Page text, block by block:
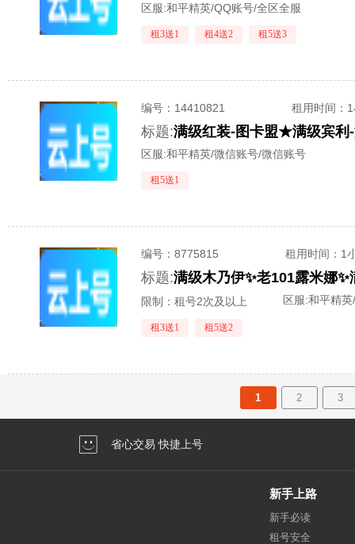
区服:和平精英/QQ账号/全区全服
租3送1 租4送2 租5送3
编号： 14410821 租用时间 ：
标题:
区服:和平精英/微信账号/微信账号
租5送1
编号：8775815 租用时间 ：1
标题:
限制：租号2次及以上 区服:和平精
租3送1 租5送2
1 2 3
省心交易 快捷上号
新手上路
新手必读
租号安全